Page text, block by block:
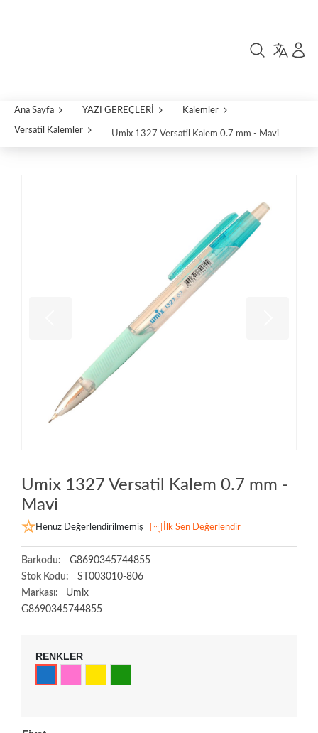
Ana Sayfa YAZI GEREÇLERİ Kalemler
Versatil Kalemler Umix 1327 Versatil Kalem 0.7 mm - Mavi
Umix 1327 Versatil Kalem 0.7 mm -
Mavi
Henüz Değerlendirilmemiş İlk Sen Değerlendir
Barkodu:
G8690345744855
Stok Kodu:
ST003010-806
Markası:
Umix
G8690345744855
RENKLER